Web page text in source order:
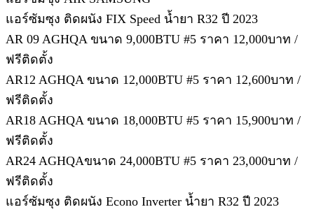
แอร์ซัมซุง ติดผนัง FIX Speed น้ำยา R32 ปี 2023
AR 09 AGHQA ขนาด 9,000BTU #5 ราคา 12,000บาท /
ฟรีติดตั้ง
AR12 AGHQA ขนาด 12,000BTU #5 ราคา 12,600บาท /
ฟรีติดตั้ง
AR18 AGHQA ขนาด 18,000BTU #5 ราคา 15,900บาท /
ฟรีติดตั้ง
AR24 AGHQAขนาด 24,000BTU #5 ราคา 23,000บาท /
ฟรีติดตั้ง
แอร์ซัมซุง ติดผนัง Econo Inverter น้ำยา R32 ปี 2023